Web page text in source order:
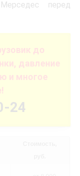
перед
до
давление
и многое
24